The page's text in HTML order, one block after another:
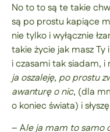
No to to są te takie
są po prostu kapiące
nie tylko i wyłącznie
takie życie jak masz
i czasami tak siadam, i
ja oszaleję, po prostu
awanturę o nic, (dla
o koniec świata) i
– Ale ja mam to samo